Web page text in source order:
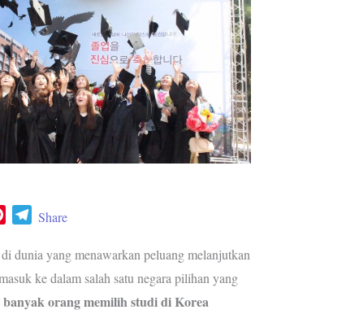
n
t
T
l
e
Share
dunia yang menawarkan peluang melanjutkan
ke dalam salah satu negara pilihan yang
banyak orang memilih studi di Korea